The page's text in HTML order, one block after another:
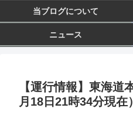
当ブログについて
ニュース
【運行情報】東海道
月18日21時34分現在）